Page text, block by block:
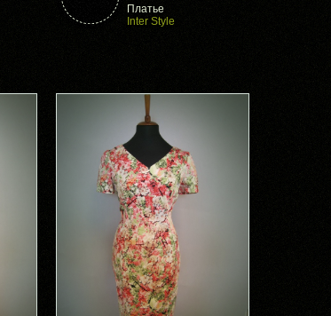
Платье
Inter Style